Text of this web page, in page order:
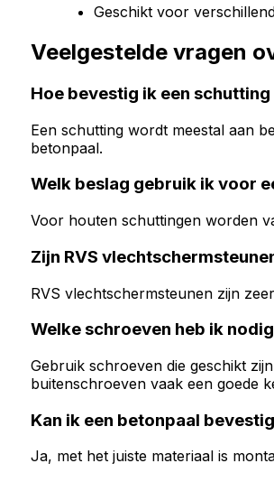
Geschikt voor
Veelgestelde vragen
Hoe bevestig ik een
Een schutting wordt meestal aan
betonpaal.
Welk beslag gebruik ik voor
Voor houten schuttingen worden
Zijn RVS
RVS vlechtschermsteunen zijn
Welke schroeven heb ik
Gebruik schroeven die geschikt
buitenschroeven vaak een goede
Kan ik een betonpaal
Ja, met het juiste materiaal is